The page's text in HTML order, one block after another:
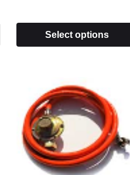
Select options